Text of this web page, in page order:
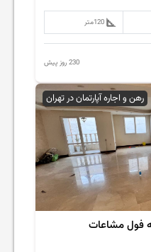
120متر
230 روز پیش
رهن و اجاره آپارتمان در تهران